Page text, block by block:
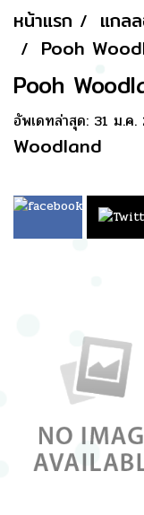
หน้าแรก แกล
Pooh
Pooh
อัพเดทล่าสุด: 31 ม.ค.
Woodland